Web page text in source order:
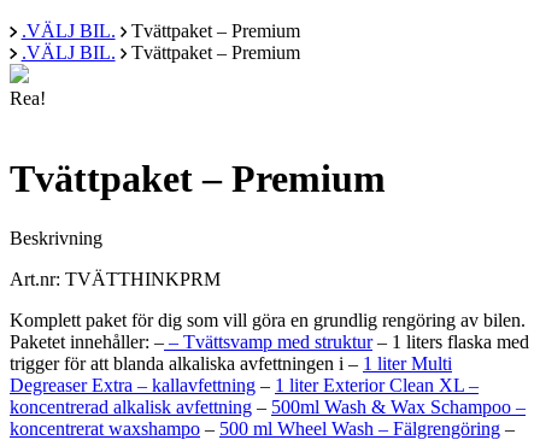
.VÄLJ BIL.
Tvättpaket – Premium
.VÄLJ BIL.
Tvättpaket – Premium
Rea!
Tvättpaket – Premium
Beskrivning
Art.nr: TVÄTTHINKPRM
Komplett paket för dig som vill göra en grundlig rengöring av bilen.
Paketet innehåller: – – Tvättsvamp med struktur– 1 liters flaska med
trigger för att blanda alkaliska avfettningen i – 1 liter Multi
Degreaser Extra – kallavfettning – 1 liter Exterior Clean XL –
koncentrerad alkalisk avfettning – 500ml Wash & Wax Schampoo –
koncentrerat waxshampo – 500 ml Wheel Wash – Fälgrengöring –